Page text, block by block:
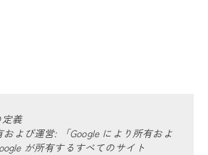
義
および運営: 「Google により所有およ
が所有するすべてのサイト